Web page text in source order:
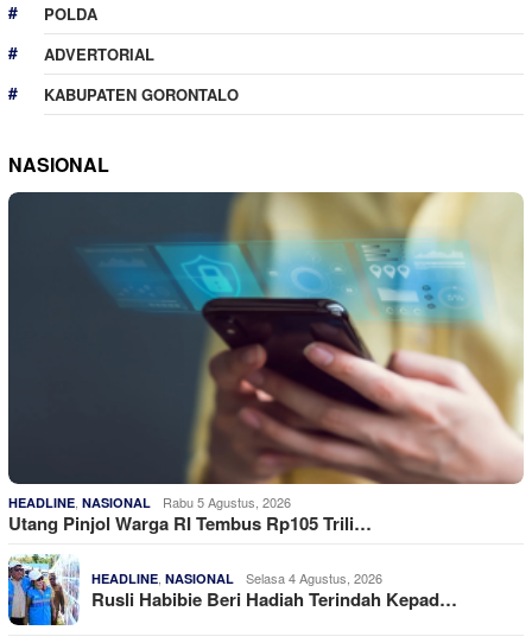
POLDA
ADVERTORIAL
KABUPATEN GORONTALO
NASIONAL
HEADLINE NASIONAL Rabu 5 Agustus, 2026
Utang Pinjol Warga RI Tembus Rp105 Trili…
HEADLINE NASIONAL Selasa 4 Agustus, 2026
Rusli Habibie Beri Hadiah Terindah Kepad…